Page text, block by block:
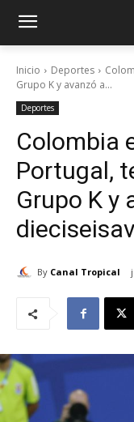
Inicio Deportes
Grupo K y avanzó a...
Deportes
Colombia
Portugal,
Grupo K y
By Canal Tropical